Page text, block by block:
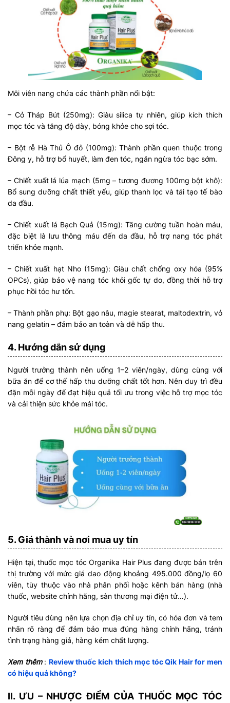
Mỗi viên nang chứa các thành phần nổi bật:
– Cỏ Tháp Bút (250mg): Giàu silica tự nhiên, giúp kích thích
mọc tóc và tăng độ dày, bóng khỏe cho sợi tóc.
– Bột rễ Hà Thủ Ô đỏ (100mg): Thành phần quen thuộc trong
Đông y, hỗ trợ bổ huyết, làm đen tóc, ngăn ngừa tóc bạc sớm.
– Chiết xuất lá lúa mạch (5mg – tương đương 100mg bột khô):
Bổ sung dưỡng chất thiết yếu, giúp thanh lọc và tái tạo tế bào
da đầu.
– Chiết xuất lá Bạch Quả (15mg): Tăng cường tuần hoàn máu,
đặc biệt là lưu thông máu đến da đầu, hỗ trợ nang tóc phát
triển khỏe mạnh.
– Chiết xuất hạt Nho (15mg): Giàu chất chống oxy hóa (95%
OPCs), giúp bảo vệ nang tóc khỏi gốc tự do, đồng thời hỗ trợ
phục hồi tóc hư tổn.
– Thành phần phụ: Bột gạo nâu, magie stearat, maltodextrin, vỏ
nang gelatin – đảm bảo an toàn và dễ hấp thu.
4. Hướng dẫn sử dụng
Người trưởng thành nên uống 1–2 viên/ngày, dùng cùng với
bữa ăn để cơ thể hấp thu dưỡng chất tốt hơn. Nên duy trì đều
đặn mỗi ngày để đạt hiệu quả tối ưu trong việc hỗ trợ mọc tóc
và cải thiện sức khỏe mái tóc.
5. Giá thành và nơi mua uy tín
Hiện tại, thuốc mọc tóc Organika Hair Plus đang được bán trên
thị trường với mức giá dao động khoảng 495.000 đồng/lọ 60
viên, tùy thuộc vào nhà phân phối hoặc kênh bán hàng (nhà
thuốc, website chính hãng, sàn thương mại điện tử…).
Người tiêu dùng nên lựa chọn địa chỉ uy tín, có hóa đơn và tem
nhãn rõ ràng để đảm bảo mua đúng hàng chính hãng, tránh
tình trạng hàng giả, hàng kém chất lượng.
Xem thêm: Review thuốc kích thích mọc tóc Qik Hair for men
có hiệu quả không?
II. ƯU – NHƯỢC ĐIỂM CỦA THUỐC MỌC TÓC